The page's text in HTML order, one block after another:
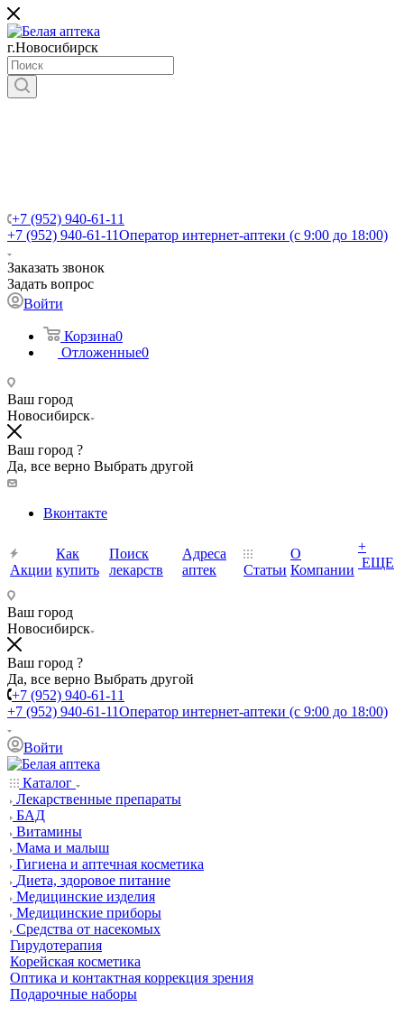
г.Новосибирск
+7 (952) 940-61-11
+7 (952) 940-61-11Оператор интернет-аптеки (с 9:00 до 18:00)
Заказать звонок
Задать вопрос
Войти
Корзина0
Отложенные0
Ваш город
Новосибирск
Ваш город ?
Да, все верно Выбрать другой
Вконтакте
Акции
Как
купить
Поиск
лекарств
Адреса
аптек
Статьи
О
Компании
+
ЕЩЕ
Ваш город
Новосибирск
Ваш город ?
Да, все верно Выбрать другой
+7 (952) 940-61-11
+7 (952) 940-61-11Оператор интернет-аптеки (с 9:00 до 18:00)
Войти
Каталог
Лекарственные препараты
БАД
Витамины
Мама и малыш
Гигиена и аптечная косметика
Диета, здоровое питание
Медицинские изделия
Медицинские приборы
Средства от насекомых
Гирудотерапия
Корейская косметика
Оптика и контактная коррекция зрения
Подарочные наборы